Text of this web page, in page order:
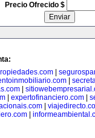
Precio Ofrecido $
|
|
|
| expertofinanciero.com|